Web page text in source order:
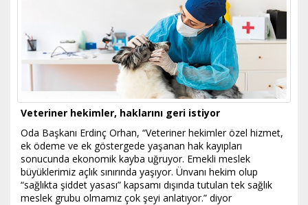
Veteriner hekimler, haklarını geri istiyor
Oda Başkanı Erdinç Orhan, “Veteriner hekimler özel hizmet,
ek ödeme ve ek göstergede yaşanan hak kayıpları
sonucunda ekonomik kayba uğruyor. Emekli meslek
büyüklerimiz açlık sınırında yaşıyor. Ünvanı hekim olup
“sağlıkta şiddet yasası” kapsamı dışında tutulan tek sağlık
meslek grubu olmamız çok şeyi anlatıyor.” diyor